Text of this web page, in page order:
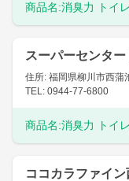
商品名:消臭力 トイ
スーパーセンタ
住所: 福岡県柳川市西蒲
TEL: 0944-77-6800
商品名:消臭力 トイ
ココカラファイ